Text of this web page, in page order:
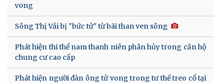
vong
Sông Thị Vải bị "bức tử" từ bãi than ven sông
Phát hiện thi thể nam thanh niên phân hủy trong căn hộ
chung cư cao cấp
Phát hiện người đàn ông tử vong trong tư thế treo cổ tại